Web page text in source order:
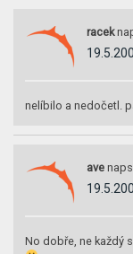
racek
nelíbilo a nedočetl.
ave
No dobře, ne každý